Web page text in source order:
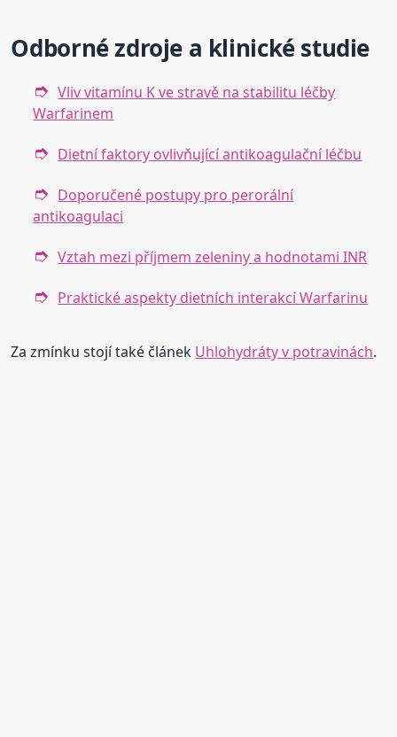
Odborné zdroje a klinické studie
Vliv vitamínu K ve stravě na stabilitu léčby
Warfarinem
Dietní faktory ovlivňující antikoagulační léčbu
Doporučené postupy pro perorální
antikoagulaci
Vztah mezi příjmem zeleniny a hodnotami INR
Praktické aspekty dietních interakcí Warfarinu
Za zmínku stojí také článek Uhlohydráty v potravinách.